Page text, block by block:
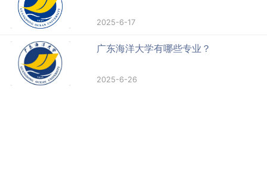
2025-6-17
广东海洋大学有哪些专业？
2025-6-26